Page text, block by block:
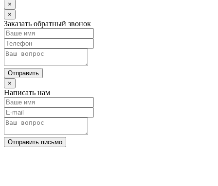
×
×
Заказать обратный звонок
Отправить
×
Написать нам
Отправить письмо